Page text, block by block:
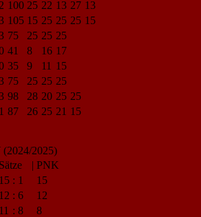
2 100 25 22 13 27 13
105 15 25 25 25 15
75 25 25 25
41 8 16 17
35 9 11 15
75 25 25 25
98 28 20 25 25
1 87 26 25 21 15
2025)
Sätze | PNK
15 : 1
15
12 : 6
12
11 : 8
8